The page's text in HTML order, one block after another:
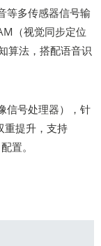
等多传感器信号输
（视觉同步定位
算法，搭配语音识
信号处理器），针
重提升，支持
置。